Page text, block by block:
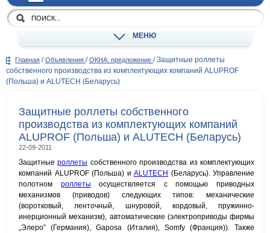
МЕНЮ
Главная / Объявления / ОКНА: предложение / Защитные роллеты
собственного производства из комплектующих компаний ALUPROF
(Польша) и ALUTECH (Беларусь)
Защитные роллеты собственного
производства из комплектующих компаний
ALUPROF (Польша) и ALUTECH (Беларусь)
22-09-2011
Защитныероллеты собственного производства из комплектующих
компаний ALUPROF (Польша) и ALUTECH (Беларусь). Управление
полотном роллеты осуществляется с помощью приводных
механизмов (приводов) следующих типов: механические
(воротковый, ленточный, шнуровой, кордовый, пружинно-
инерционный механизм), автоматические (электроприводы фирмы
„Элеро” (Германия), Gaposa (Италия), Somfy (Франция)). Также